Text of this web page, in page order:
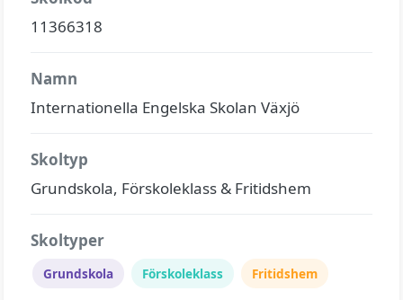
11366318
Namn
Internationella Engelska Skolan Växjö
Skoltyp
Grundskola, Förskoleklass & Fritidshem
Skoltyper
Grundskola Förskoleklass Fritidshem